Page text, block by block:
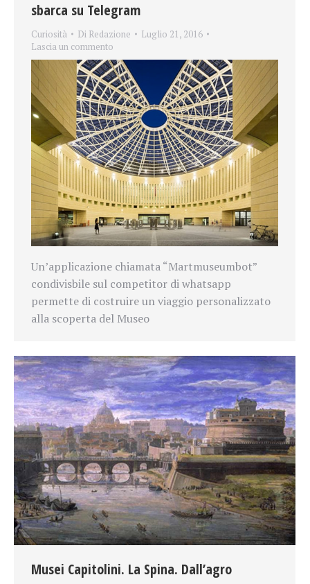
sbarca su Telegram
Curiosità Di Redazione
Luglio 21, 2016
Lascia un commento
Un’applicazione chiamata “Martmuseumbot”
condivisbile sul competitor di whatsapp
permette di costruire un viaggio personalizzato
alla scoperta del Museo
Musei Capitolini. La Spina. Dall’agro